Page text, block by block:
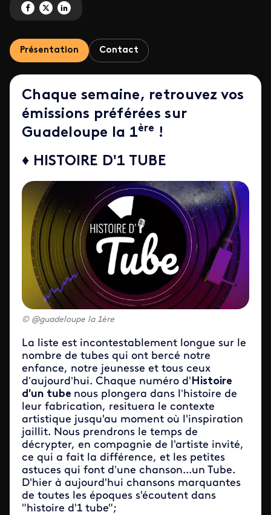
Partagez 'Nos émissions locales' sur Facebook
Partagez 'Nos émissions locales' sur X
Partagez 'Nos émissions locales' sur LinkedIn
Présentation Contact
Chaque semaine, retrouvez vos
émissions préférées sur
Guadeloupe la 1ère !
♦ HISTOIRE D'1 TUBE
@guadeloupe la 1ère
La liste est incontestablement longue sur le
nombre de tubes qui ont bercé notre
enfance, notre jeunesse et tous ceux
d’aujourd’hui. Chaque numéro d' Histoire
d'un tube nous plongera dans l’histoire de
leur fabrication, resituera le contexte
artistique jusqu'au moment où l'inspiration
jaillit. Nous prendrons le temps de
décrypter, en compagnie de l'artiste invité,
ce qui a fait la différence, et les petites
astuces qui font d’une chanson...un Tube.
D'hier à aujourd'hui chansons marquantes
de toutes les époques s'écoutent dans
"histoire d'1 tube";